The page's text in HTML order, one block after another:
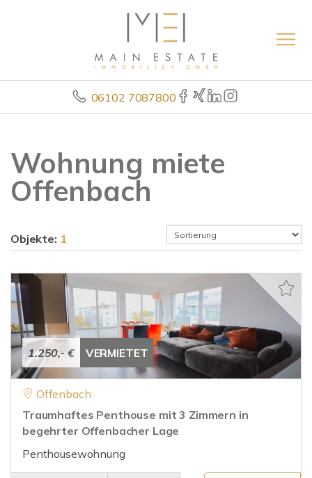
06102 7087800
Wohnung miete
Offenbach
Objekte: 1
1.250,- € VERMIETET
Offenbach
Traumhaftes Penthouse mit 3 Zimmern in
begehrter Offenbacher Lage
Penthousewohnung